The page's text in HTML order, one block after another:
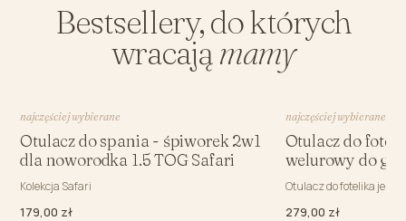
Bestsellery, do których
wracająmamy
najczęściej wybierane
Otulacz do spania - śpiworek 2w1
dla noworodka 1.5 TOG Safari
Kolekcja Safari
179,00 zł
najczęściej wybierane
Otulacz do
welurowy do
Otulacz do fotelika
279,00 zł